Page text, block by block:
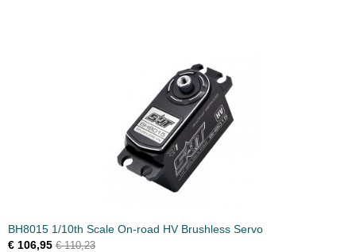
BH8015 1/10th Scale On-road HV Brushless Servo
€ 106,95 € 110,23